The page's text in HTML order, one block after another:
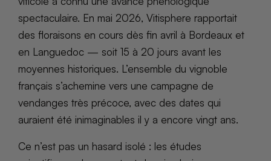
spectaculaire. En mai 2026, Vitisphere rapportait
des floraisons en cours dès fin avril à Bordeaux et
en Languedoc — soit 15 à 20 jours avant les
moyennes historiques. L’ensemble du vignoble
français s’achemine vers une campagne de
vendanges très précoce, avec des dates qui
auraient été inimaginables il y a encore vingt ans.
Ce n’est pas un hasard isolé : les études